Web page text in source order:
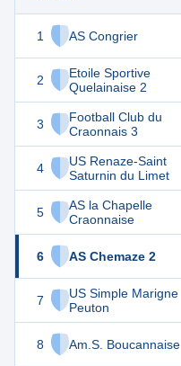
1 AS Congrier
2
Etoile Sportive
Quelainaise 2
3
Football Club du
Craonnais 3
4
US Renaze-Saint
Saturnin du Limet
5
AS la Chapelle
Craonnaise
6 AS Chemaze 2
7
US Simple Marigne
Peuton
8 Am.S. Boucannaise
31
28
14
10